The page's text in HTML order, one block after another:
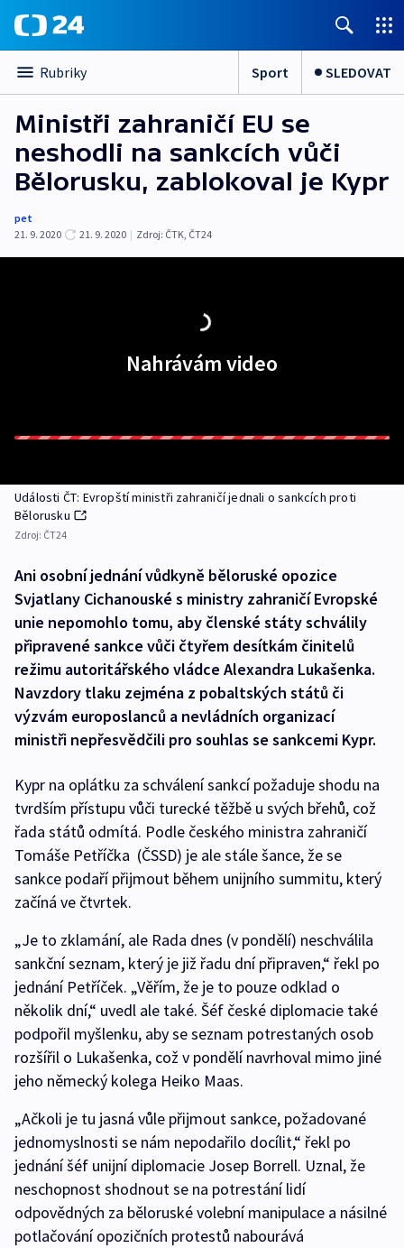
Rubriky Sport SLEDOVAT
Ministři zahraničí EU se
neshodli na sankcích vůči
Bělorusku, zablokoval je Kypr
pet
21. 9. 2020
21. 9. 2020 | Zdroj: ČTK, ČT24
Nahrávám video
Události ČT: Evropští ministři zahraničí jednali o sankcích proti
Bělorusku
Zdroj: ČT24
Ani osobní jednání vůdkyně běloruské opozice
Svjatlany Cichanouské s ministry zahraničí Evropské
unie nepomohlo tomu, aby členské státy schválily
připravené sankce vůči čtyřem desítkám činitelů
režimu autoritářského vládce Alexandra Lukašenka.
Navzdory tlaku zejména z pobaltských států či
výzvám europoslanců a nevládních organizací
ministři nepřesvědčili pro souhlas se sankcemi Kypr.
Kypr na oplátku za schválení sankcí požaduje shodu na
tvrdším přístupu vůči turecké těžbě u svých břehů, což
řada států odmítá. Podle českého ministra zahraničí
Tomáše Petříčka (ČSSD) je ale stále šance, že se
sankce podaří přijmout během unijního summitu, který
začíná ve čtvrtek.
„Je to zklamání, ale Rada dnes (v pondělí) neschválila
sankční seznam, který je již řadu dní připraven,“ řekl po
jednání Petříček. „Věřím, že je to pouze odklad o
několik dní,“ uvedl ale také. Šéf české diplomacie také
podpořil myšlenku, aby se seznam potrestaných osob
rozšířil o Lukašenka, což v pondělí navrhoval mimo jiné
jeho německý kolega Heiko Maas.
„Ačkoli je tu jasná vůle přijmout sankce, požadované
jednomyslnosti se nám nepodařilo docílit,“ řekl po
jednání šéf unijní diplomacie Josep Borrell. Uznal, že
neschopnost shodnout se na potrestání lidí
odpovědných za běloruské volební manipulace a násilné
potlačování opozičních protestů nabourává